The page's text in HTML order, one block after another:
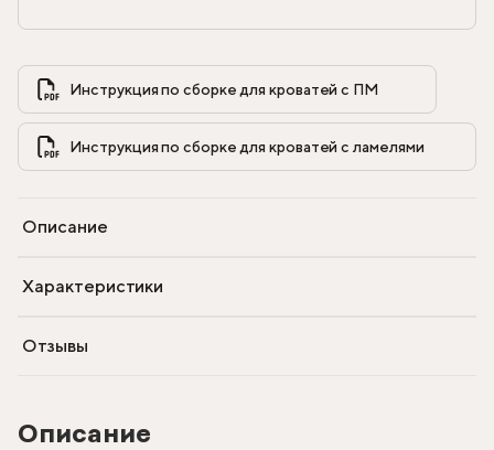
Описание
Инструкция по сборке для кроватей с ПМ
Описание
Характеристики
Отзывы